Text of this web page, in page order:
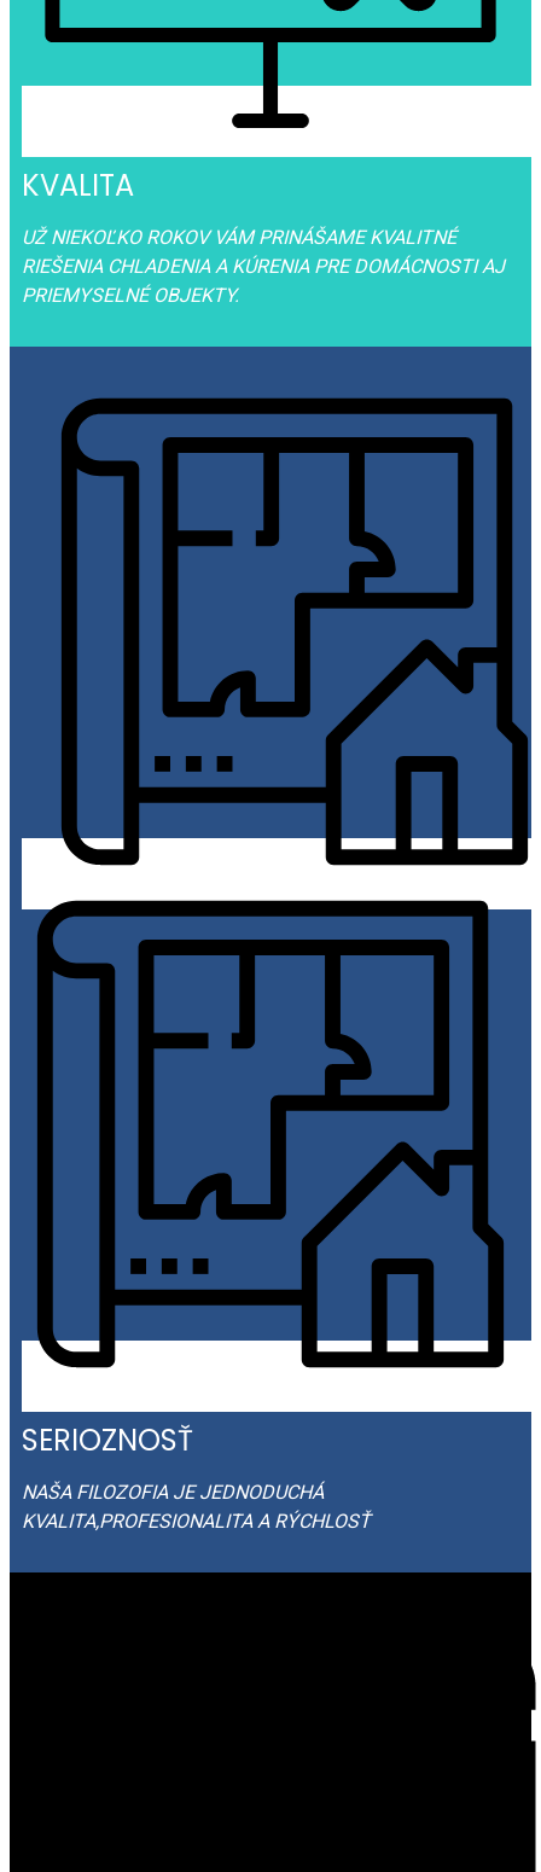
KVALITA
UŽ NIEKOĽKO ROKOV VÁM PRINÁŠAME KVALITNÉ
RIEŠENIA CHLADENIA A KÚRENIA PRE DOMÁCNOSTI AJ
PRIEMYSELNÉ OBJEKTY.
SERIOZNOSŤ
NAŠA FILOZOFIA JE JEDNODUCHÁ
KVALITA,PROFESIONALITA A RÝCHLOSŤ